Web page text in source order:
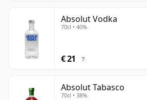
Absolut Vodka
70cl • 40%
€ 21 ?
Absolut Tabasco
70cl • 38%